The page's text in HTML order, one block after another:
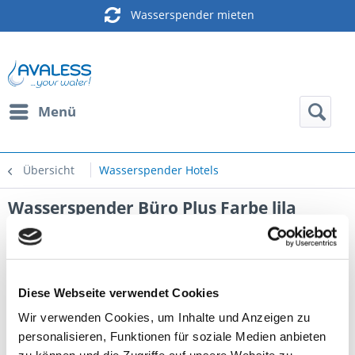
Diese Webseite verwendet Cookies
Wir verwenden Cookies, um Inhalte und Anzeigen zu
personalisieren, Funktionen für soziale Medien anbieten
Wasserspender mieten
Menü
Übersicht Wasserspender Hotels
Wasserspender Büro Plus Farbe lila